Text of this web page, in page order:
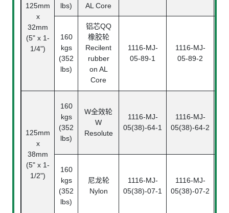
125mm
x
32mm
(5" x 1-
1/4")
lbs)
AL Core
160
kgs
(352
lbs)
铝芯QQ
橡胶轮
Recilent
rubber
on AL
Core
1116-MJ-
05-89-1
1116-MJ-
05-89-2
125mm
x
38mm
(5" x 1-
1/2")
160
kgs
(352
lbs)
W全效轮
W
Resolute
1116-MJ-
05(38)-64-1
1116-MJ-
05(38)-64-2
160
kgs
(352
lbs)
尼龙轮
Nylon
1116-MJ-
05(38)-07-1
1116-MJ-
05(38)-07-2